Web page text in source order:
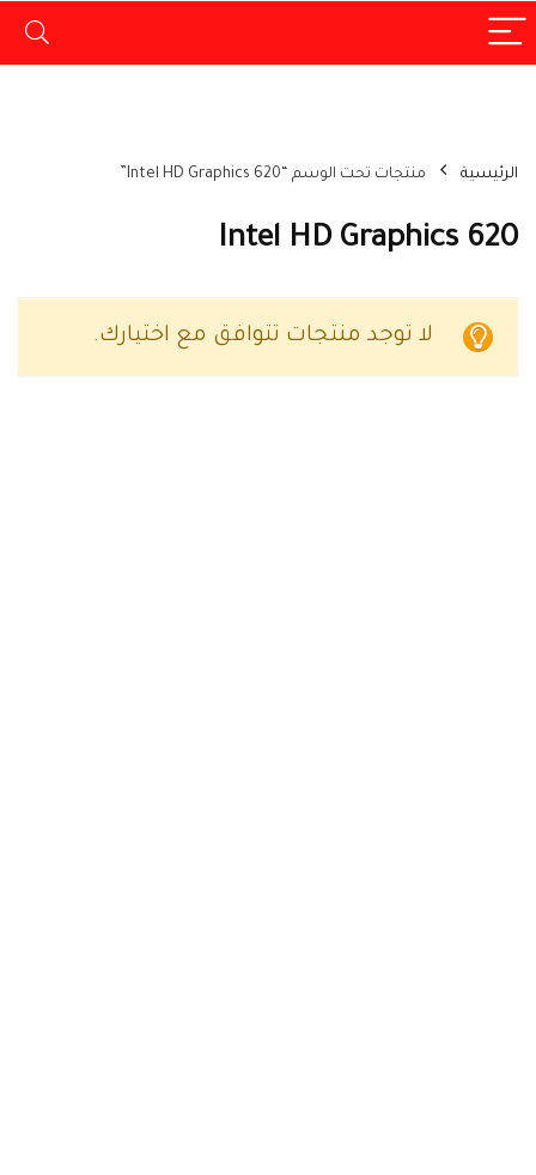
الرئيسية منتجات تحت الوسم “Intel HD Graphics 620”
Intel HD Graphics 620
لا توجد منتجات تتوافق مع اختيارك.